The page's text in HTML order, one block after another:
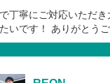
丁寧にご対応いただ
いです！ ありがとう